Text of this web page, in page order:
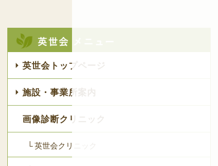
英世会トップページ
施設・事業所案内
画像診断クリニック
└ 英世会クリニック